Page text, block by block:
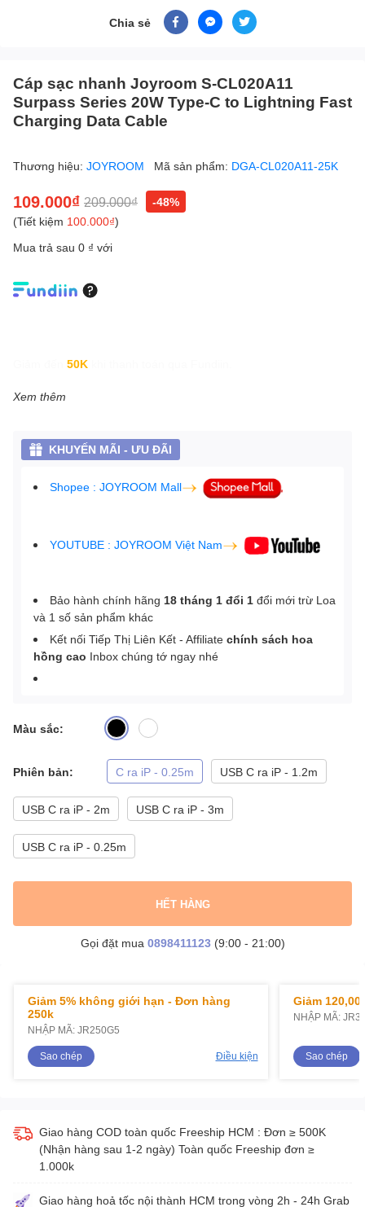
Chia sẻ
Cáp sạc nhanh Joyroom S-CL020A11
Surpass Series 20W Type-C to Lightning Fast
Charging Data Cable
Thương hiệu: JOYROOM Mã sản phẩm: DGA-CL020A11-25K
109.000₫ 209.000₫
-48%
(Tiết kiệm 100.000₫)
Mua trả sau 0 ₫ với
50K
Xem thêm
KHUYẾN MÃI - ƯU ĐÃI
Shopee : JOYROOM Mall
YOUTUBE : JOYROOM Việt Nam
Bảo hành chính hãng 18 tháng 1 đổi 1 đổi mới trừ Loa
và 1 số sản phẩm khác
Kết nối Tiếp Thị Liên Kết - Affiliate chính sách hoa
hồng cao Inbox chúng tớ ngay nhé
Màu sắc:
Phiên bản: C ra iP - 0.25m USB C ra iP - 1.2m
USB C ra iP - 2m USB C ra iP - 3m
USB C ra iP - 0.25m
HẾT HÀNG
Gọi đặt mua 0898411123(9:00 - 21:00)
Giảm 5% không giới hạn - Đơn hàng
250k
NHẬP MÃ: JR250G5
Sao chép Điều kiện
Giảm
NHẬP MÃ:
Sao chép
Giao hàng COD toàn quốc Freeship HCM : Đơn ≥ 500K
(Nhận hàng sau 1-2 ngày) Toàn quốc Freeship đơn ≥
1.000k
Giao hàng hoả tốc nội thành HCM trong vòng 2h - 24h Grab